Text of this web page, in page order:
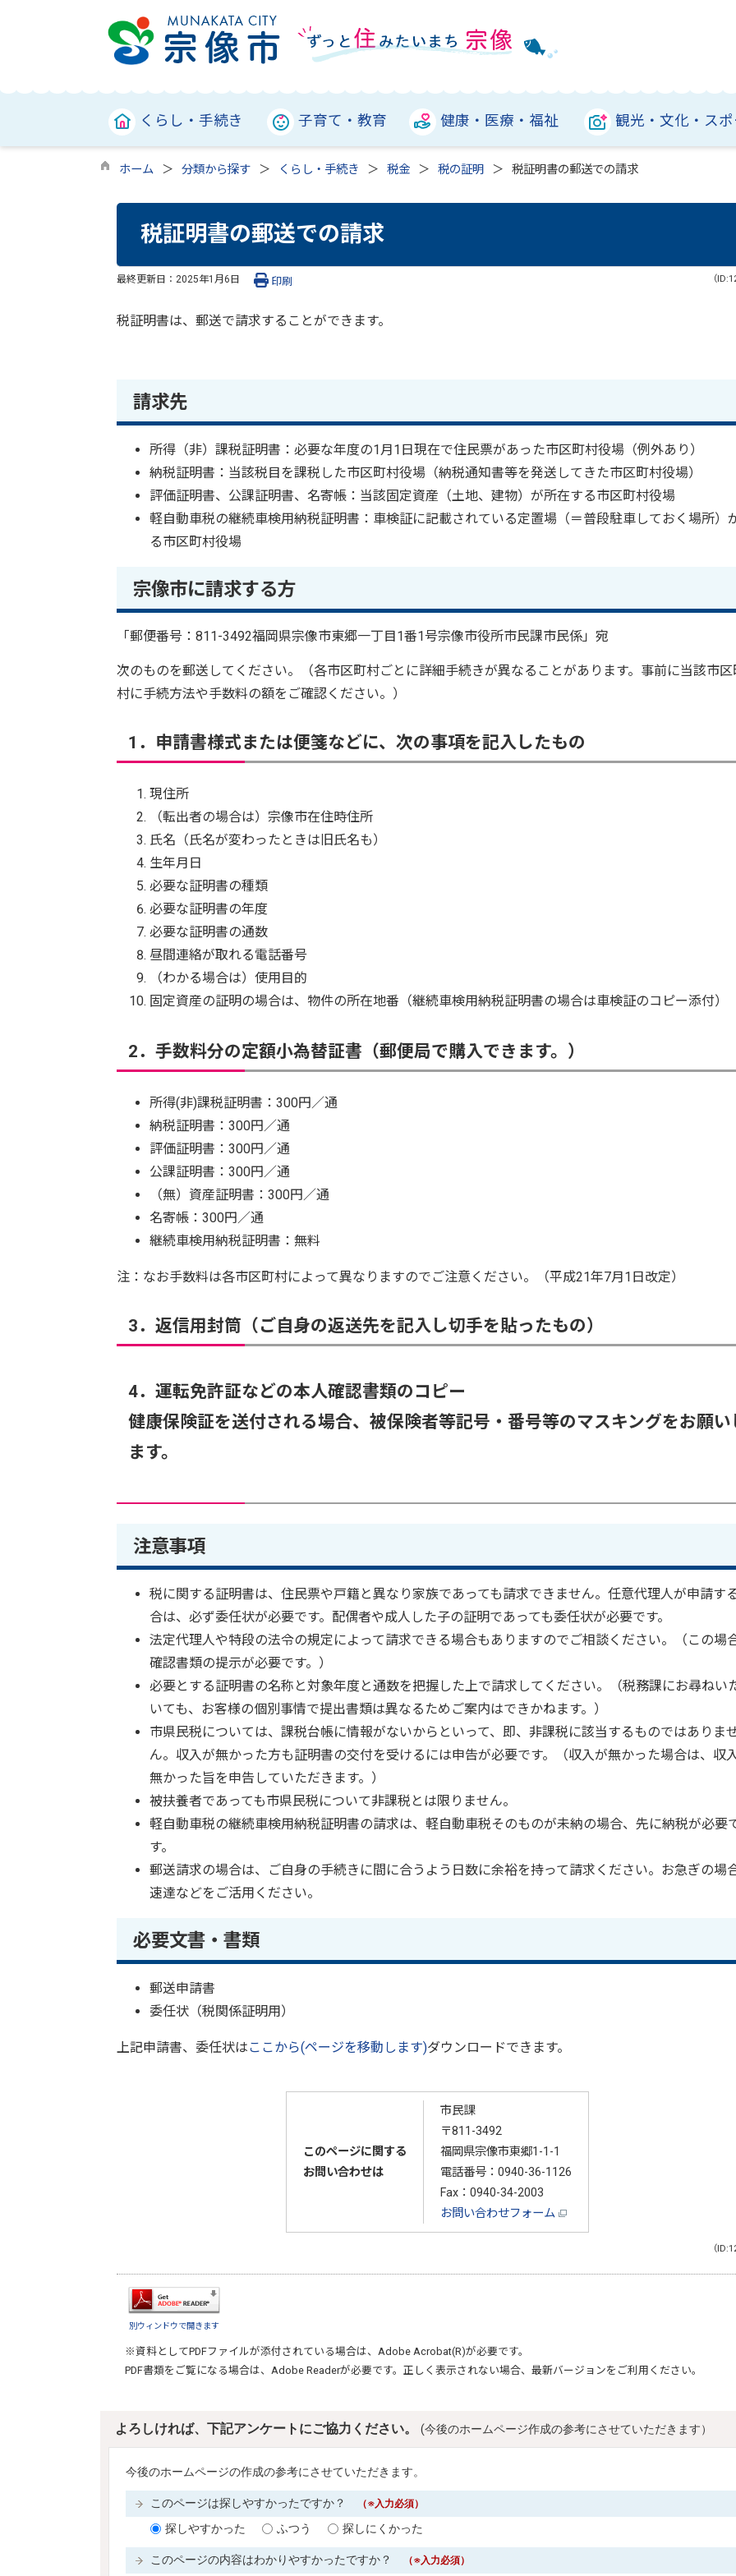
くらし・手続き 子育て・教育 健康・医療・福祉 観光・文化・ス
ホーム 分類から探す くらし・手続き 税金 税の証明 税証明書の郵送での請求
税証明書の郵送での請求
最終更新日： 2025年1月6日 （
印刷
税証明書は、郵送で請求することができます。
請求先
所得（非）課税証明書：必要な年度の1月1日現在で住民票があった市区町村役場（例外あり）
納税証明書：当該税目を課税した市区町村役場（納税通知書等を発送してきた市区町村役場）
評価証明書、公課証明書、名寄帳：当該固定資産（土地、建物）が所在する市区町村役場
軽自動車税の継続車検用納税証明書：車検証に記載されている定置場（＝普段駐車しておく場所）
る市区町村役場
宗像市に請求する方
「郵便番号：811-3492福岡県宗像市東郷一丁目1番1号宗像市役所市民課市民係」宛
次のものを郵送してください。（各市区町村ごとに詳細手続きが異なることがあります。事前に当該市区
村に手続方法や手数料の額をご確認ください。）
1．申請書様式または便箋などに、次の事項を記入したもの
現住所
（転出者の場合は）宗像市在住時住所
氏名（氏名が変わったときは旧氏名も）
生年月日
必要な証明書の種類
必要な証明書の年度
必要な証明書の通数
昼間連絡が取れる電話番号
（わかる場合は）使用目的
固定資産の証明の場合は、物件の所在地番（継続車検用納税証明書の場合は車検証のコピー添付）
2．手数料分の定額小為替証書（郵便局で購入できます。）
所得(非)課税証明書：300円／通
納税証明書：300円／通
評価証明書：300円／通
公課証明書：300円／通
（無）資産証明書：300円／通
名寄帳：300円／通
継続車検用納税証明書：無料
注：なお手数料は各市区町村によって異なりますのでご注意ください。（平成21年7月1日改定）
3．返信用封筒（ご自身の返送先を記入し切手を貼ったもの）
4．運転免許証などの本人確認書類のコピー
健康保険証を送付される場合、被保険者等記号・番号等のマスキングをお願い
ます。
注意事項
税に関する証明書は、住民票や戸籍と異なり家族であっても請求できません。任意代理人が申請す
合は、必ず委任状が必要です。配偶者や成人した子の証明であっても委任状が必要です。
法定代理人や特段の法令の規定によって請求できる場合もありますのでご相談ください。（この場
確認書類の提示が必要です。）
必要とする証明書の名称と対象年度と通数を把握した上で請求してください。（税務課にお尋ねい
いても、お客様の個別事情で提出書類は異なるためご案内はできかねます。）
市県民税については、課税台帳に情報がないからといって、即、非課税に該当するものではありま
ん。収入が無かった方も証明書の交付を受けるには申告が必要です。（収入が無かった場合は、収
無かった旨を申告していただきます。）
被扶養者であっても市県民税について非課税とは限りません。
軽自動車税の継続車検用納税証明書の請求は、軽自動車税そのものが未納の場合、先に納税が必要
す。
郵送請求の場合は、ご自身の手続きに間に合うよう日数に余裕を持って請求ください。お急ぎの場
速達などをご活用ください。
必要文書・書類
郵送申請書
委任状（税関係証明用）
上記申請書、委任状はここから(ページを移動します)ダウンロードできます。
このページに関する
お問い合わせは
市民課
〒811-3492
福岡県宗像市東郷1-1-1
電話番号： 0940-36-1126
Fax：0940-34-2003
お問い合わせフォーム
（
別ウィンドウで開きます
※資料としてPDFファイルが添付されている場合は、 Adobe Acrobat(R)が必要です。
PDF書類をご覧になる場合は、 Adobe Readerが必要です。正しく表示されない場合、最新バージョンをご利用ください。